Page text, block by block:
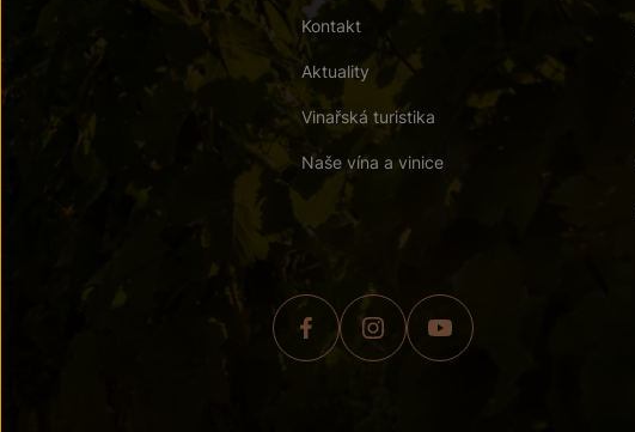
Kontakt
Aktuality
Vinařská turistika
Naše vína a vinice